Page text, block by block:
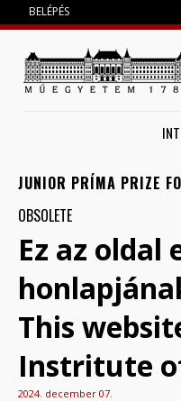
BELÉPÉS
JUNIOR PRÍMA PRIZE
OBSOLETE
Ez az
This
Instritute
2024. december 07.